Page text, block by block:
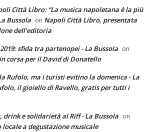
Città Libro: “La musica napoletana è la più
Bussola on Napoli Città Libro, presentata
dell’editoria
sfida tra partenopei - La Bussola on
corsa per il David di Donatello
Rufolo, ma i turisti evitino la domenica - La
il gioiello di Ravello, gratis per tutti i
drink e solidarietà al Riff - La Bussola on
a degustazione musicale